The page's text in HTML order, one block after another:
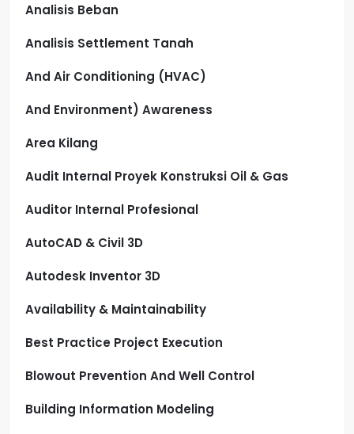
Analisis Beban
Analisis Settlement Tanah
And Air Conditioning (HVAC)
And Environment) Awareness
Area Kilang
Audit Internal Proyek Konstruksi Oil & Gas
Auditor Internal Profesional
AutoCAD & Civil 3D
Autodesk Inventor 3D
Availability & Maintainability
Best Practice Project Execution
Blowout Prevention And Well Control
Building Information Modeling